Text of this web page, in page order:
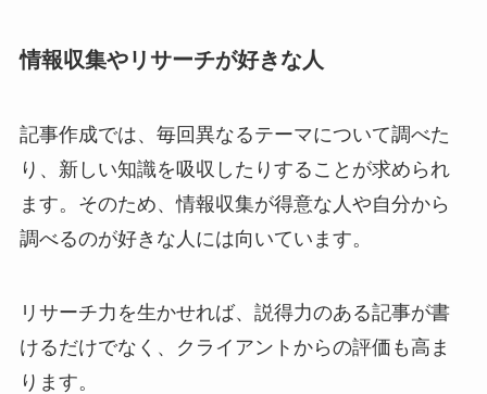
情報収集やリサーチが好きな人
記事作成では、毎回異なるテーマについて調べた
り、新しい知識を吸収したりすることが求められ
ます。そのため、情報収集が得意な人や自分から
調べるのが好きな人には向いています。
リサーチ力を生かせれば、説得力のある記事が書
けるだけでなく、クライアントからの評価も高ま
ります。